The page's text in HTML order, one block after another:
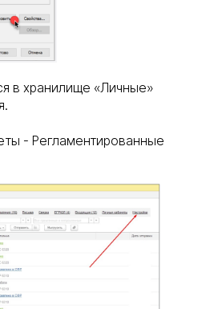
в хранилище «Личные»
- Регламентированные